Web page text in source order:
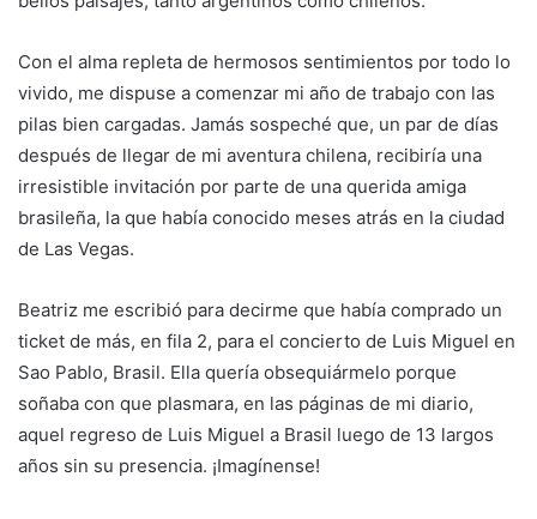
Con el alma repleta de hermosos sentimientos por todo lo
vivido, me dispuse a comenzar mi año de trabajo con las
pilas bien cargadas. Jamás sospeché que, un par de días
después de llegar de mi aventura chilena, recibiría una
irresistible invitación por parte de una querida amiga
brasileña, la que había conocido meses atrás en la ciudad
de Las Vegas.
Beatriz me escribió para decirme que había comprado un
ticket de más, en fila 2, para el concierto de Luis Miguel en
Sao Pablo, Brasil. Ella quería obsequiármelo porque
soñaba con que plasmara, en las páginas de mi diario,
aquel regreso de Luis Miguel a Brasil luego de 13 largos
años sin su presencia. ¡Imagínense!